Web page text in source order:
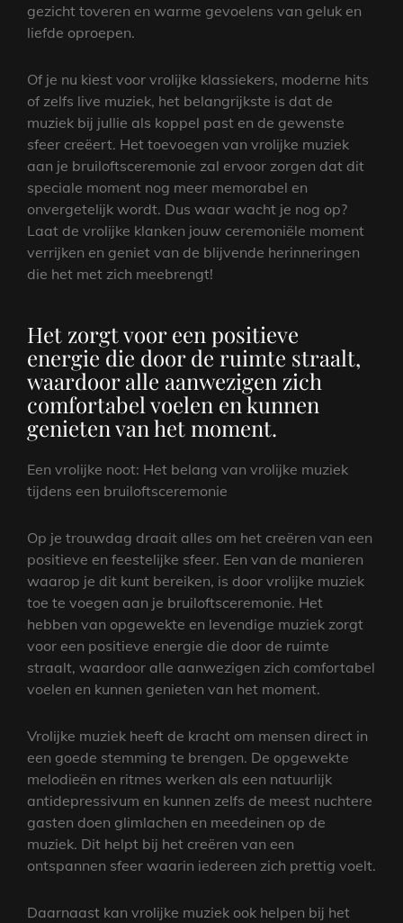
gezicht toveren en warme gevoelens van geluk en
liefde oproepen.
Of je nu kiest voor vrolijke klassiekers, moderne hits
of zelfs live muziek, het belangrijkste is dat de
muziek bij jullie als koppel past en de gewenste
sfeer creëert. Het toevoegen van vrolijke muziek
aan je bruiloftsceremonie zal ervoor zorgen dat dit
speciale moment nog meer memorabel en
onvergetelijk wordt. Dus waar wacht je nog op?
Laat de vrolijke klanken jouw ceremoniële moment
verrijken en geniet van de blijvende herinneringen
die het met zich meebrengt!
Het zorgt voor een positieve
energie die door de ruimte straalt,
waardoor alle aanwezigen zich
comfortabel voelen en kunnen
genieten van het moment.
Een vrolijke noot: Het belang van vrolijke muziek
tijdens een bruiloftsceremonie
Op je trouwdag draait alles om het creëren van een
positieve en feestelijke sfeer. Een van de manieren
waarop je dit kunt bereiken, is door vrolijke muziek
toe te voegen aan je bruiloftsceremonie. Het
hebben van opgewekte en levendige muziek zorgt
voor een positieve energie die door de ruimte
straalt, waardoor alle aanwezigen zich comfortabel
voelen en kunnen genieten van het moment.
Vrolijke muziek heeft de kracht om mensen direct in
een goede stemming te brengen. De opgewekte
melodieën en ritmes werken als een natuurlijk
antidepressivum en kunnen zelfs de meest nuchtere
gasten doen glimlachen en meedeinen op de
muziek. Dit helpt bij het creëren van een
ontspannen sfeer waarin iedereen zich prettig voelt.
Daarnaast kan vrolijke muziek ook helpen bij het